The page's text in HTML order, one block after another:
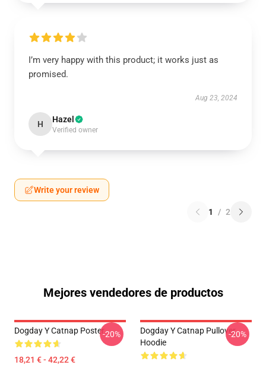
I’m very happy with this product; it works just as
promised.
Aug 23, 2024
H Hazel
Verified owner
Write your review
1 / 2
Mejores vendedores de productos
Dogday Y Catnap Poster
18,21 € - 42,22 €
-20%
Dogday Y Catnap Pullover
Hoodie
-20%